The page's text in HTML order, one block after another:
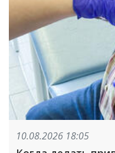
10.08.2026 18:05